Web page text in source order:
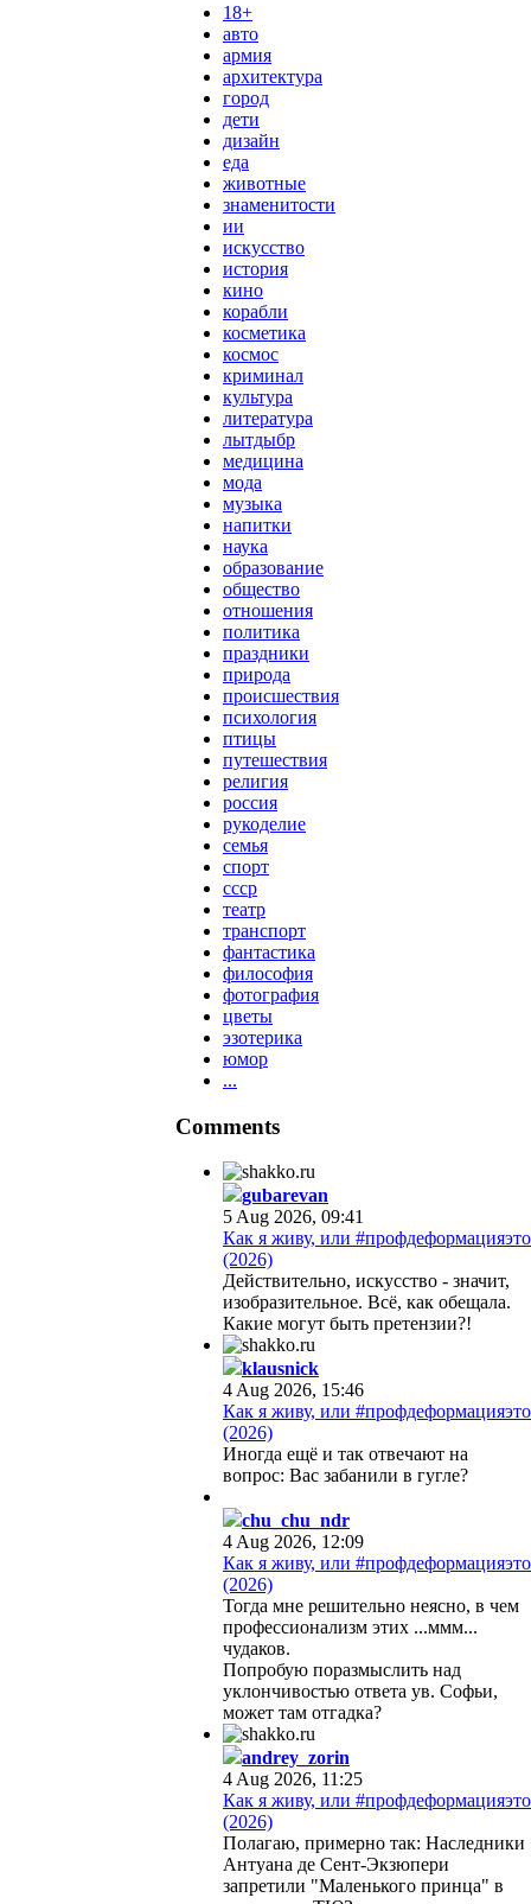
18+
авто
армия
архитектура
город
дети
дизайн
еда
животные
знаменитости
ии
искусство
история
кино
корабли
косметика
космос
криминал
культура
литература
лытдыбр
медицина
мода
музыка
напитки
наука
образование
общество
отношения
политика
праздники
природа
происшествия
психология
птицы
путешествия
религия
россия
рукоделие
семья
спорт
ссср
театр
транспорт
фантастика
философия
фотография
цветы
эзотерика
юмор
...
Comments
gubarevan
5 Aug 2026, 09:41
Как я живу, или #профдеформацияэто
(2026)
Действительно, искусство - значит,
изобразительное. Всё, как обещала.
Какие могут быть претензии?!
klausnick
4 Aug 2026, 15:46
Как я живу, или #профдеформацияэто
(2026)
Иногда ещё и так отвечают на
вопрос: Вас забанили в гугле?
chu_chu_ndr
4 Aug 2026, 12:09
Как я живу, или #профдеформацияэто
(2026)
Тогда мне решительно неясно, в чем
профессионализм этих ...ммм...
чудаков.
Попробую поразмыслить над
уклончивостью ответа ув. Софьи,
может там отгадка?
andrey_zorin
4 Aug 2026, 11:25
Как я живу, или #профдеформацияэто
(2026)
Полагаю, примерно так: Наследники
Антуана де Сент-Экзюпери
запретили "Маленького принца" в